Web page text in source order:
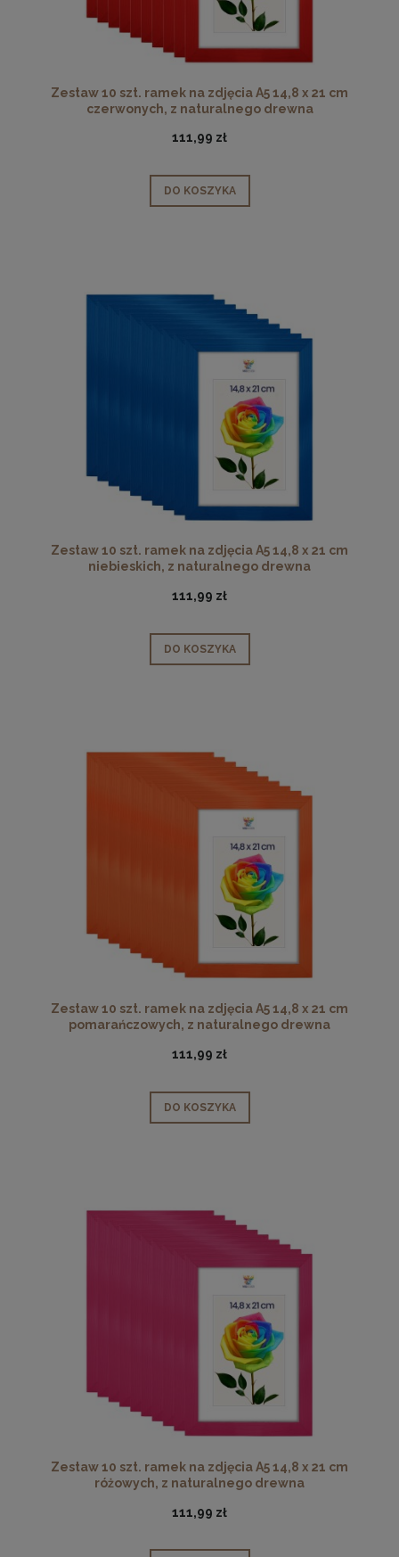
Zestaw 10 szt. ramek na zdjęcia A5 14,8 x 21 cm
czerwonych, z naturalnego drewna
111,99 zł
DO KOSZYKA
Zestaw 10 szt. ramek na zdjęcia A5 14,8 x 21 cm
niebieskich, z naturalnego drewna
111,99 zł
DO KOSZYKA
Zestaw 10 szt. ramek na zdjęcia A5 14,8 x 21 cm
pomarańczowych, z naturalnego drewna
111,99 zł
DO KOSZYKA
Zestaw 10 szt. ramek na zdjęcia A5 14,8 x 21 cm
różowych, z naturalnego drewna
111,99 zł